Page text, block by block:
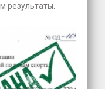
результаты.